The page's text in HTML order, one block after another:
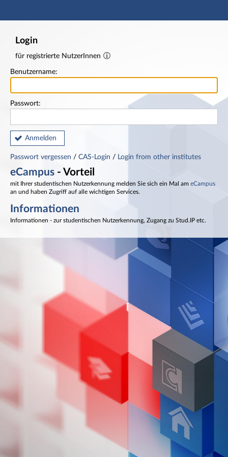
Hauptnavigation
Login
für registrierte NutzerInnen
Benutzername:
Passwort:
Anmelden
Passwort vergessen / CAS-Login / Login from other institutes
eCampus - Vorteil
mit Ihrer studentischen Nutzerkennung melden Sie sich ein Mal am eCampus
an und haben Zugriff auf alle wichtigen Services.
Informationen
Informationen - zur studentischen Nutzerkennung, Zugang zu Stud.IP etc.